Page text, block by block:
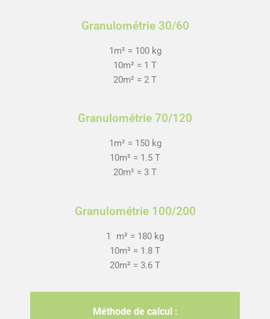
Granulométrie 30/60
1m² = 100 kg
10m² = 1 T
20m² = 2 T
Granulométrie 70/120
1m² = 150 kg
10m² = 1.5 T
20m² = 3 T
Granulométrie 100/200
1 m² = 180 kg
10m² = 1.8 T
20m² = 3.6 T
Méthode de calcul :